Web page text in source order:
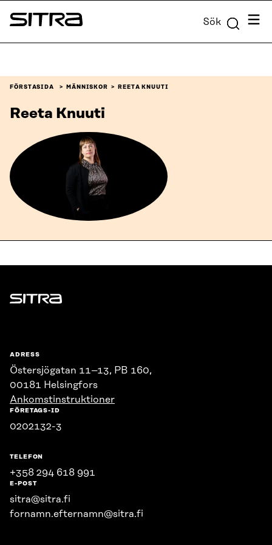
Skip to
content
Sitra Sök Meny
FÖRSTASIDA MÄNNISKOR REETA KNUUTI
Reeta Knuuti
Sitra
ADRESS
Östersjögatan 11–13, PB 160,
00181 Helsingfors
Ankomstinstruktioner
FÖRETAGS-ID
0202132-3
TELEFON
+358 294 618 991
E-POST
sitra@sitra.fi
fornamn.efternamn@sitra.fi